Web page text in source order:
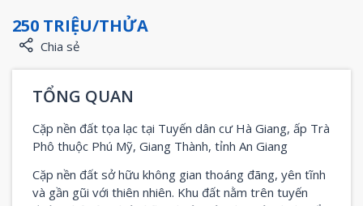
250 TRIỆU/THỬA
Chia sẻ
TỔNG QUAN
Cặp nền đất tọa lạc tại Tuyến dân cư Hà Giang, ấp Trà
Phô thuộc Phú Mỹ, Giang Thành, tỉnh An Giang
Cặp nền đất sở hữu không gian thoáng đãng, yên tĩnh
và gần gũi với thiên nhiên. Khu đất nằm trên tuyến